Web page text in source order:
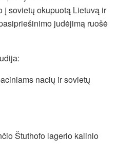
į sovietų okupuotą Lietuvą ir
judėjimą ruošė
nacių ir sovietų
Štuthofo lagerio kalinio